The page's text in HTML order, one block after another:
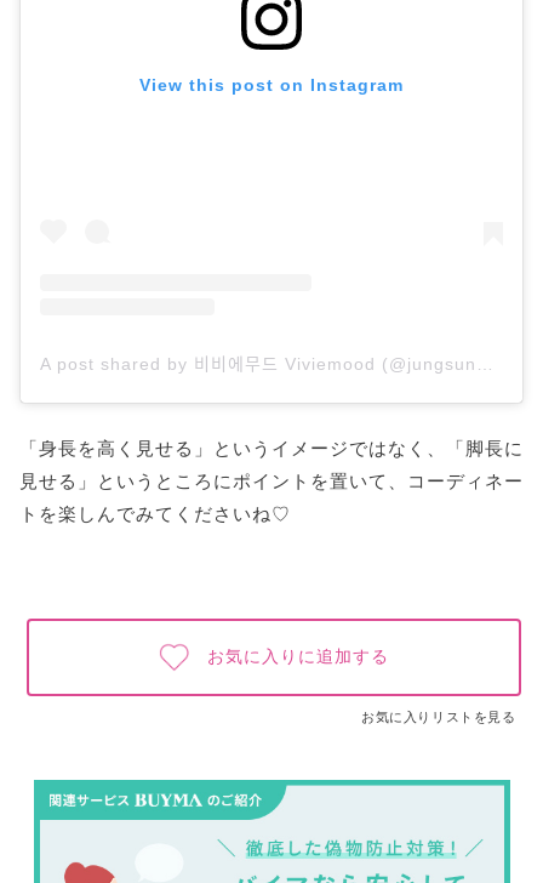
View this post on Instagram
「身長を高く見せる」というイメージではなく、「脚長に
見せる」というところにポイントを置いて、コーディネー
トを楽しんでみてくださいね♡
お気に入りに追加する
お気に入りリストを見る